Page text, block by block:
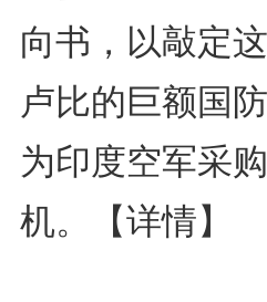
向书，以敲定
卢比的巨额国
为印度空军采
机。
【详情】